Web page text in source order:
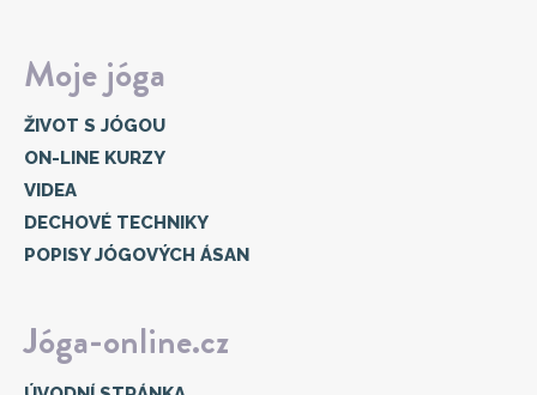
Moje jóga
ŽIVOT S JÓGOU
ON-LINE KURZY
VIDEA
DECHOVÉ TECHNIKY
POPISY JÓGOVÝCH ÁSAN
Jóga-online.cz